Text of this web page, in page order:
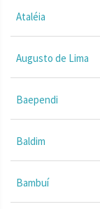
Ataléia
Augusto de Lima
Baependi
Baldim
Bambuí